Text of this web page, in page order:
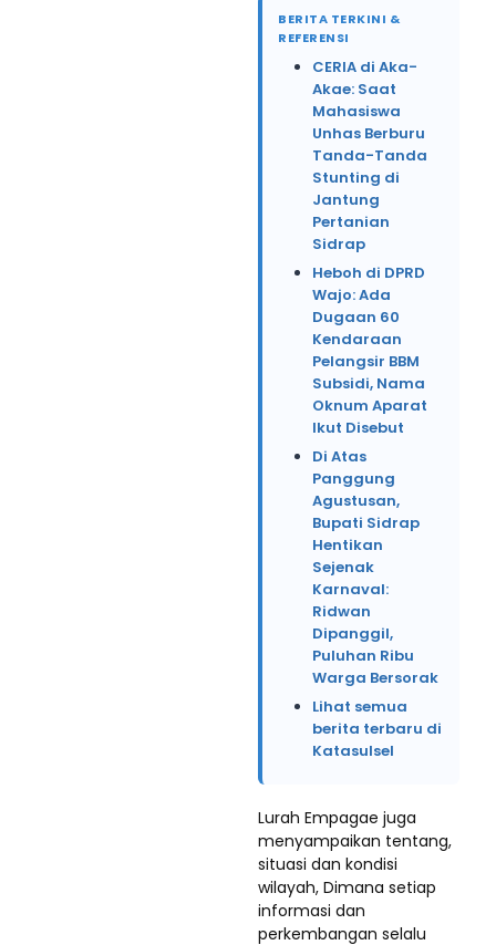
BERITA TERKINI &
REFERENSI
CERIA di Aka-
Akae: Saat
Mahasiswa
Unhas Berburu
Tanda-Tanda
Stunting di
Jantung
Pertanian
Sidrap
Heboh di DPRD
Wajo: Ada
Dugaan 60
Kendaraan
Pelangsir BBM
Subsidi, Nama
Oknum Aparat
Ikut Disebut
Di Atas
Panggung
Agustusan,
Bupati Sidrap
Hentikan
Sejenak
Karnaval:
Ridwan
Dipanggil,
Puluhan Ribu
Warga Bersorak
Lihat semua
berita terbaru di
Katasulsel
Lurah Empagae juga
menyampaikan tentang,
situasi dan kondisi
wilayah, Dimana setiap
informasi dan
perkembangan selalu